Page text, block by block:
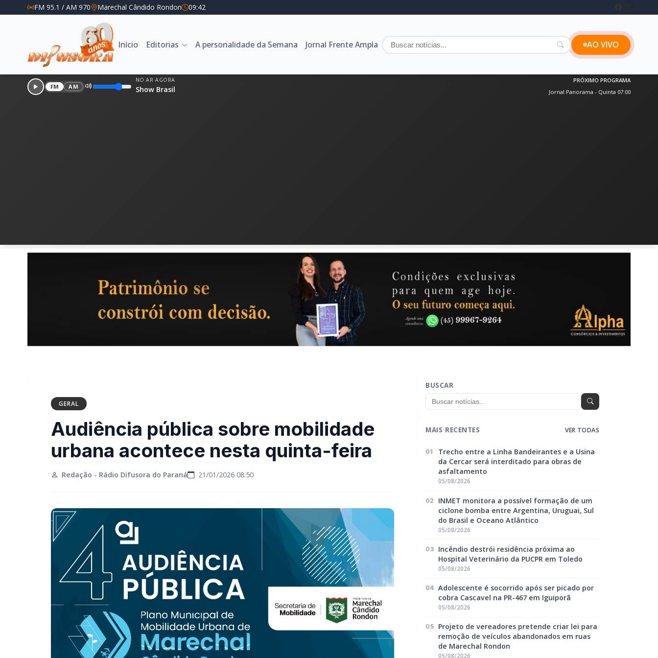
FM 95.1 / AM 970 Marechal Cândido Rondon 09:42
Início Editorias A personalidade da Semana Jornal Frente Ampla AO VIVO
FM AM
NO AR AGORA
Show Brasil
PRÓXIMO PROGRAMA
Jornal Panorama - Quinta 07:00
GERAL
Audiência pública sobre mobilidade
urbana acontece nesta quinta-feira
Redação - Rádio Difusora do Paraná 21/01/2026 08:50
BUSCAR
MAIS RECENTES VER TODAS
01
Trecho entre a Linha Bandeirantes e a Usina
da Cercar será interditado para obras de
asfaltamento
05/08/2026
02
INMET monitora a possível formação de um
ciclone bomba entre Argentina, Uruguai, Sul
do Brasil e Oceano Atlântico
05/08/2026
03
Incêndio destrói residência próxima ao
Hospital Veterinário da PUCPR em Toledo
05/08/2026
04 Adolescente é socorrido após ser picado por
cobra Cascavel na PR-467 em Iguiporã
05/08/2026
05
Projeto de vereadores pretende criar lei para
remoção de veículos abandonados em ruas
de Marechal Rondon
05/08/2026